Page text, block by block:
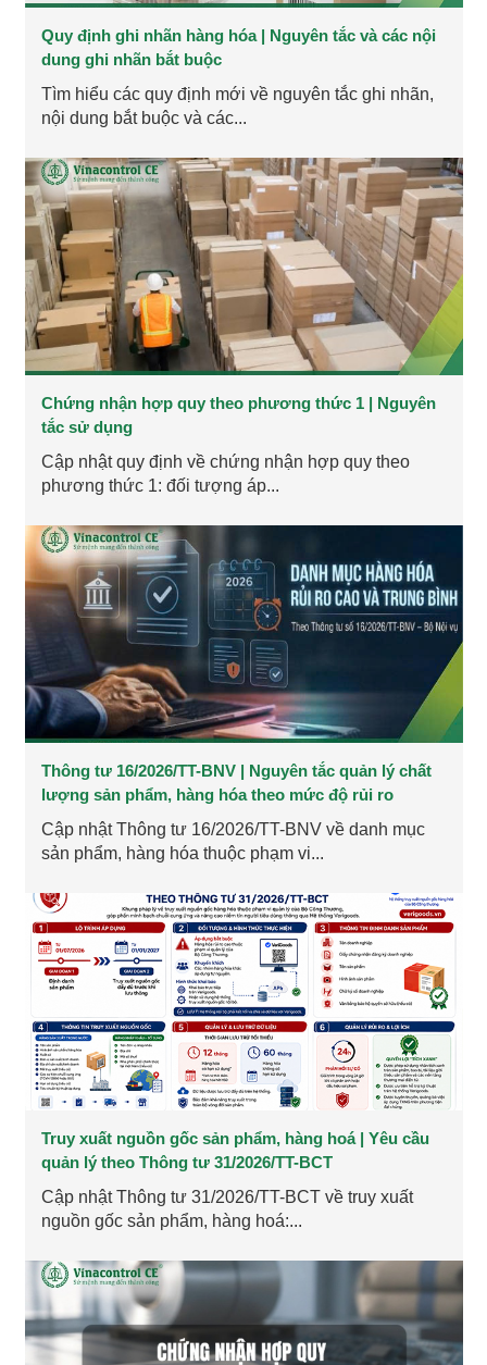
Quy định ghi nhãn hàng hóa | Nguyên tắc và các nội
dung ghi nhãn bắt buộc
Tìm hiểu các quy định mới về nguyên tắc ghi nhãn,
nội dung bắt buộc và các...
Chứng nhận hợp quy theo phương thức 1 | Nguyên
tắc sử dụng
Cập nhật quy định về chứng nhận hợp quy theo
phương thức 1: đối tượng áp...
Thông tư 16/2026/TT-BNV | Nguyên tắc quản lý chất
lượng sản phẩm, hàng hóa theo mức độ rủi ro
Cập nhật Thông tư 16/2026/TT-BNV về danh mục
sản phẩm, hàng hóa thuộc phạm vi...
Truy xuất nguồn gốc sản phẩm, hàng hoá | Yêu cầu
quản lý theo Thông tư 31/2026/TT-BCT
Cập nhật Thông tư 31/2026/TT-BCT về truy xuất
nguồn gốc sản phẩm, hàng hoá:...